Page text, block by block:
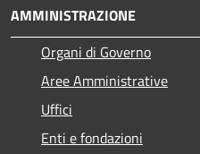
AMMINISTRAZIONE
Organi di Governo
Aree Amministrative
Uffici
Enti e fondazioni